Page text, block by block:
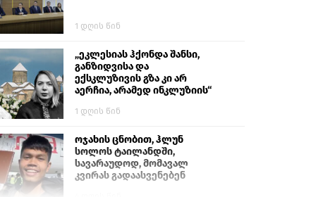
1 დღის წინ
„ეკლესიას ჰქონდა შანსი,
განზიდვისა და
ექსკლუზივის გზა კი არ
აერჩია, არამედ ინკლუზიის“
1 დღის წინ
ოჯახის ცნობით, ჰლუნ
სოლოს ტაილანდში,
სავარაუდოდ, მომავალ
კვირას გადაასვენებენ